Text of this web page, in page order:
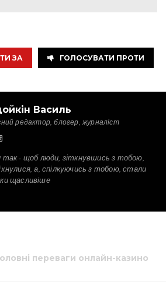
ЗА ГОЛОСУВАТИ ПРОТИ
Василь
редактор, блогер, журналіст
- щоб люди, зіткнувшись з тобою,
а, спілкуючись з тобою, стали
щасливіше
переваги онлайн-казино